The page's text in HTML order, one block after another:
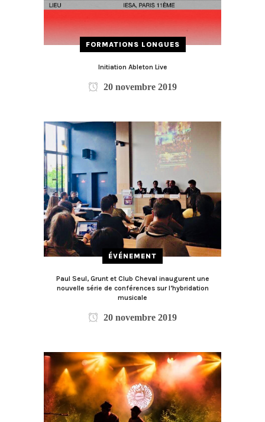
FORMATIONS LONGUES
Initiation Ableton Live
20 novembre 2019
ÉVÉNEMENT
Paul Seul, Grunt et Club Cheval inaugurent une
nouvelle série de conférences sur l’hybridation
musicale
20 novembre 2019